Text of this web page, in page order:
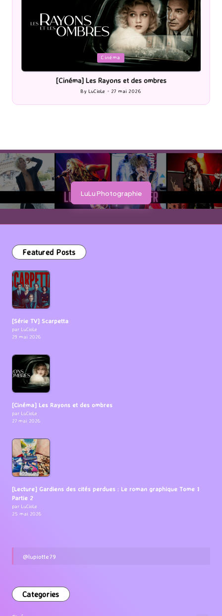
Cinéma
[Cinéma] Les Rayons et des ombres
Posted
by
By LuCioLe 27 mai 2026
LuLu Photographie
Featured Posts
[Série TV] Scarpetta
par LuCioLe
29 mai 2026
[Cinéma] Les Rayons et des ombres
par LuCioLe
27 mai 2026
[Lecture] Gardiens des cités perdues : Le roman graphique Tome 1
Partie 2
par LuCioLe
25 mai 2026
@lupiotte79
Categories